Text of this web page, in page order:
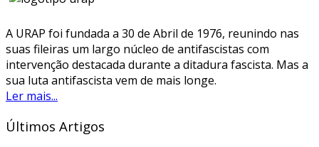
A URAP foi fundada a 30 de Abril de 1976, reunindo nas
suas fileiras um largo núcleo de antifascistas com
intervenção destacada durante a ditadura fascista. Mas a
sua luta antifascista vem de mais longe.
Ler mais...
Últimos Artigos